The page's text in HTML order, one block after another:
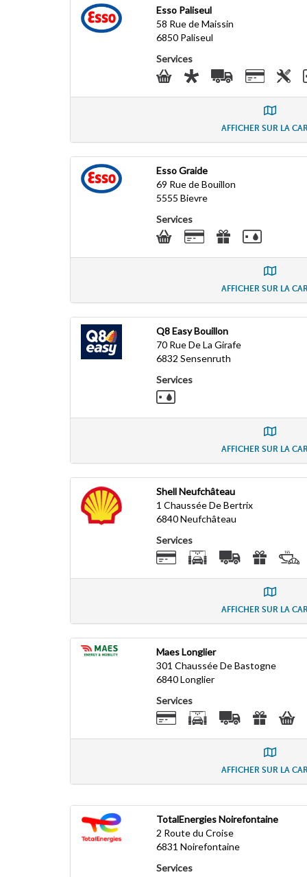
Esso Paliseul
58 Rue de Maissin
6850 Paliseul
Services
AFFICHER SUR LA
Esso Graide
69 Rue de Bouillon
5555 Bievre
Services
AFFICHER SUR LA
Q8 Easy Bouillon
70 Rue De La Girafe
6832 Sensenruth
Services
AFFICHER SUR LA
Shell Neufchâteau
1 Chaussée De Bertrix
6840Neufchâteau
Services
AFFICHER SUR LA
Maes Longlier
301 Chaussée De Bastogne
6840Longlier
Services
AFFICHER SUR LA
TotalEnergies Noirefontaine
2 Route du Croise
6831 Noirefontaine
Services